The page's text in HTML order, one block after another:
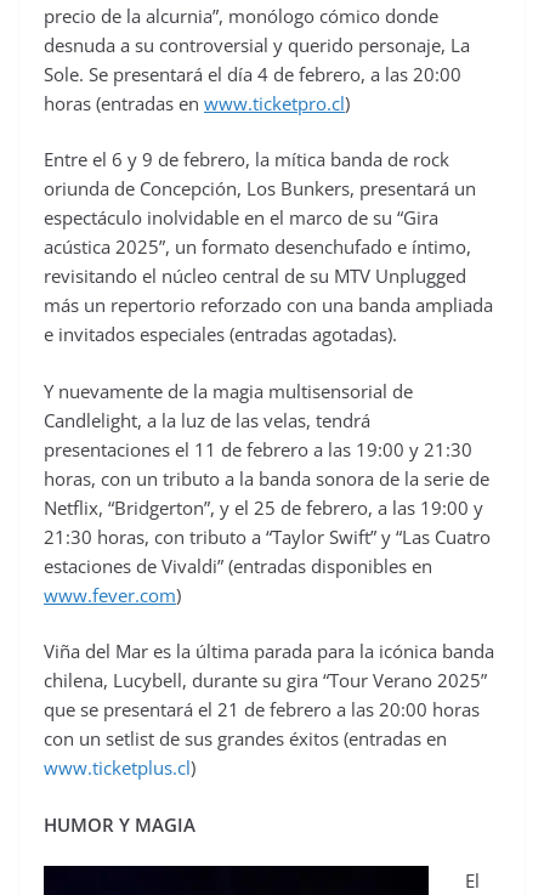
precio de la alcurnia”, monólogo cómico donde
desnuda a su controversial y querido personaje, La
Sole. Se presentará el día 4 de febrero, a las 20:00
horas (entradas en www.ticketpro.cl)
Entre el 6 y 9 de febrero, la mítica banda de rock
oriunda de Concepción, Los Bunkers, presentará un
espectáculo inolvidable en el marco de su “Gira
acústica 2025”, un formato desenchufado e íntimo,
revisitando el núcleo central de su MTV Unplugged
más un repertorio reforzado con una banda ampliada
e invitados especiales (entradas agotadas).
Y nuevamente de la magia multisensorial de
Candlelight, a la luz de las velas, tendrá
presentaciones el 11 de febrero a las 19:00 y 21:30
horas, con un tributo a la banda sonora de la serie de
Netflix, “Bridgerton”, y el 25 de febrero, a las 19:00 y
21:30 horas, con tributo a “Taylor Swift” y “Las Cuatro
estaciones de Vivaldi” (entradas disponibles en
www.fever.com)
Viña del Mar es la última parada para la icónica banda
chilena, Lucybell, durante su gira “Tour Verano 2025”
que se presentará el 21 de febrero a las 20:00 horas
con un setlist de sus grandes éxitos (entradas en
www.ticketplus.cl)
HUMOR Y MAGIA
El